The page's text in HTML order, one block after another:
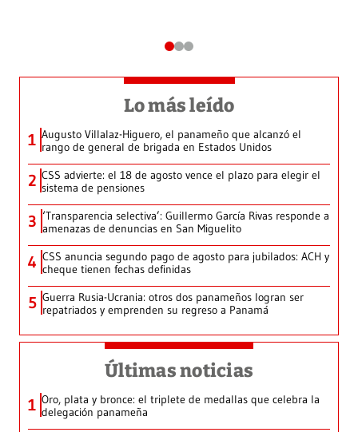
Lo más leído
1 Augusto Villalaz-Higuero, el panameño que alcanzó el
rango de general de brigada en Estados Unidos
2 CSS advierte: el 18 de agosto vence el plazo para elegir el
sistema de pensiones
3 ‘Transparencia selectiva’: Guillermo García Rivas responde a
amenazas de denuncias en San Miguelito
4 CSS anuncia segundo pago de agosto para jubilados: ACH y
cheque tienen fechas definidas
5 Guerra Rusia-Ucrania: otros dos panameños logran ser
repatriados y emprenden su regreso a Panamá
Últimas noticias
1 Oro, plata y bronce: el triplete de medallas que celebra la
delegación panameña